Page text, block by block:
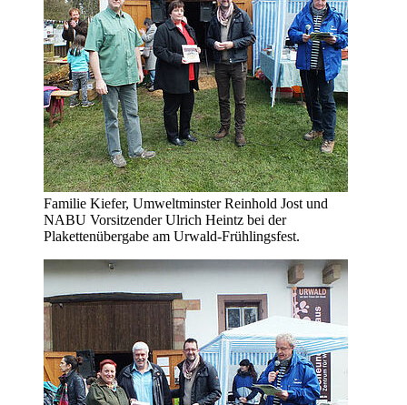
Familie Kiefer, Umweltminster Reinhold Jost und
NABU Vorsitzender Ulrich Heintz bei der
Plakettenübergabe am Urwald-Frühlingsfest.